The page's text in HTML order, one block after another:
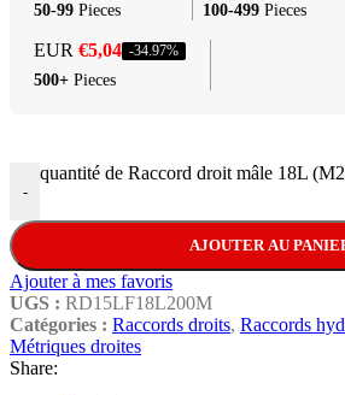
50-99 Pieces 100-499 Pieces
EUR €5,04 -34.97%
500+ Pieces
-
quantité de Raccord droit mâle 18L
AJOUTER AU
Ajouter à mes favoris
UGS : RD15LF18L200M
Catégories : Raccords droits, Raccords
Métriques droites
Share: